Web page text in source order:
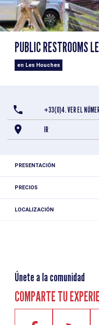
PUBLIC RESTROOMS
en Les Houches
+33(0)4. VER EL
IR
PRESENTACIÓN
Toilets inside the Prarion
PRECIOS
LOCALIZACIÓN
Únete a la comunidad
COMPARTE TU